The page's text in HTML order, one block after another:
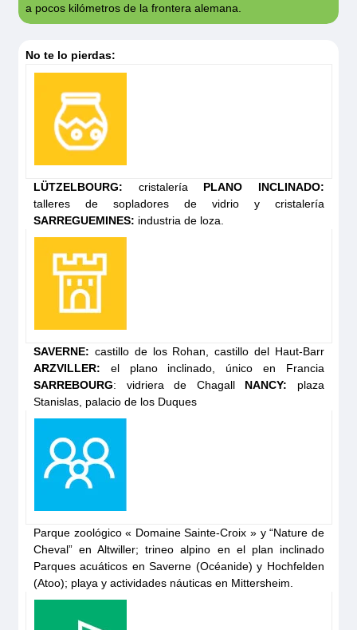
Grand
Classique
presupuesto
Elegance
Dancer 4 Plus
Solicita tu
presupuesto
a pocos kilómetros de la frontera alemana.
No te lo pierdas:
LÜTZELBOURG: cristalería PLANO INCLINADO:
talleres de sopladores de vidrio y cristalería
SARREGUEMINES: industria de loza.
SAVERNE: castillo de los Rohan, castillo del Haut-Barr
ARZVILLER: el plano inclinado, único en Francia
SARREBOURG: vidriera de Chagall NANCY: plaza
Stanislas, palacio de los Duques
Parque zoológico « Domaine Sainte-Croix » y “Nature de
Cheval” en Altwiller; trineo alpino en el plan inclinado
Parques acuáticos en Saverne (Océanide) y Hochfelden
(Atoo); playa y actividades náuticas en Mittersheim.